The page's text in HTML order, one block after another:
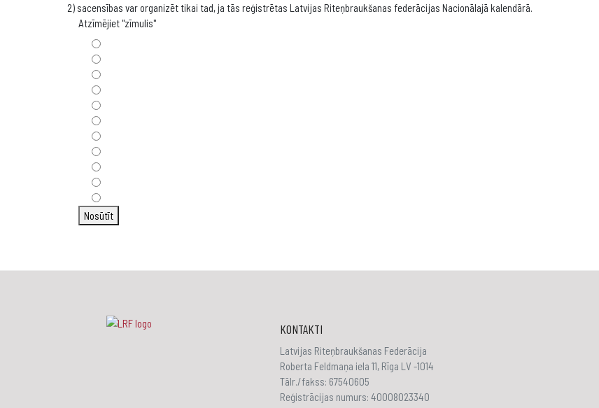
2) sacensības var organizēt tikai tad, ja tās reģistrētas Latvijas Riteņbraukšanas federācijas Nacionālajā kalendārā.
Atzīmējiet "zīmulis"
Nosūtīt
KONTAKTI
Latvijas Riteņbraukšanas Federācija
Roberta Feldmaņa iela 11, Rīga LV -1014
Tālr./fakss: 67540605
Reģistrācijas numurs: 40008023340